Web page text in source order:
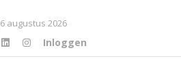
6 augustus 2026
Inloggen